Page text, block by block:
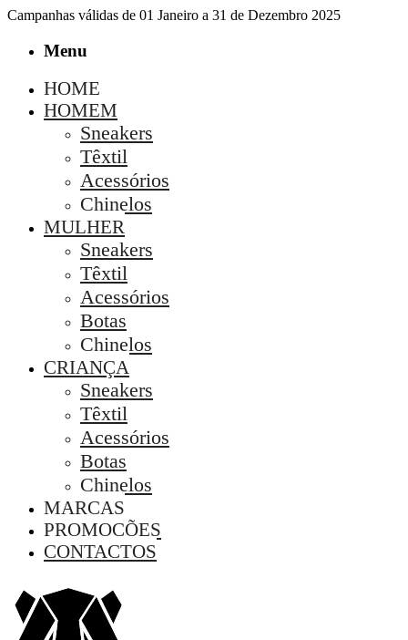
Campanhas válidas de 01 Janeiro a 31 de Dezembro 2025
Menu
HOME
HOMEM
Sneakers
Têxtil
Acessórios
Chinelos
MULHER
Sneakers
Têxtil
Acessórios
Botas
Chinelos
CRIANÇA
Sneakers
Têxtil
Acessórios
Botas
Chinelos
MARCAS
PROMOÇÕES
CONTACTOS